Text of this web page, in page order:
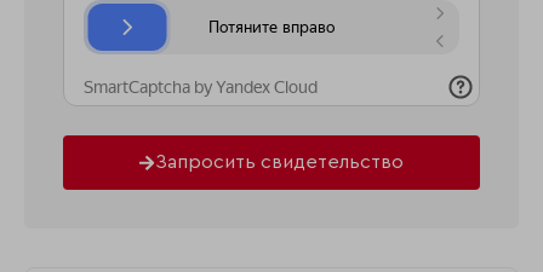
Запросить свидетельство